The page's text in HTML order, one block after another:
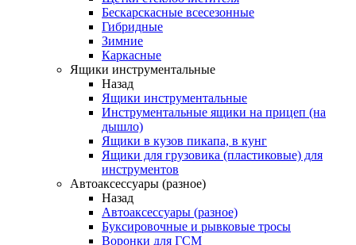
Бескарскасные всесезонные
Гибридные
Зимние
Каркасные
Ящики инструментальные
Назад
Ящики инструментальные
Инструментальные ящики на прицеп (на
дышло)
Ящики в кузов пикапа, в кунг
Ящики для грузовика (пластиковые) для
инструментов
Автоаксессуары (разное)
Назад
Автоаксессуары (разное)
Буксировочные и рывковые тросы
Воронки для ГСМ